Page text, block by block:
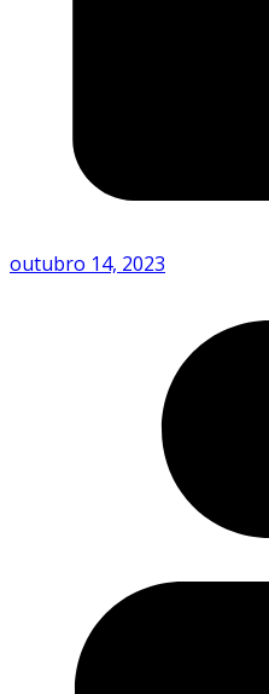
outubro 14, 2023